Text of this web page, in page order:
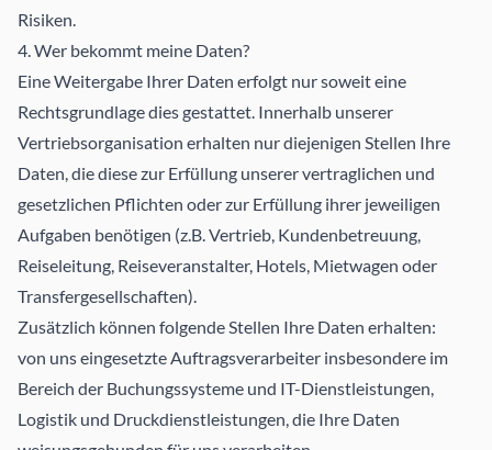
Risiken.
4. Wer bekommt meine Daten?
Eine Weitergabe Ihrer Daten erfolgt nur soweit eine
Rechtsgrundlage dies gestattet. Innerhalb unserer
Vertriebsorganisation erhalten nur diejenigen Stellen Ihre
Daten, die diese zur Erfüllung unserer vertraglichen und
gesetzlichen Pflichten oder zur Erfüllung ihrer jeweiligen
Aufgaben benötigen (z.B. Vertrieb, Kundenbetreuung,
Reiseleitung, Reiseveranstalter, Hotels, Mietwagen oder
Transfergesellschaften).
Zusätzlich können folgende Stellen Ihre Daten erhalten:
von uns eingesetzte Auftragsverarbeiter insbesondere im
Bereich der Buchungssysteme und IT-Dienstleistungen,
Logistik und Druckdienstleistungen, die Ihre Daten